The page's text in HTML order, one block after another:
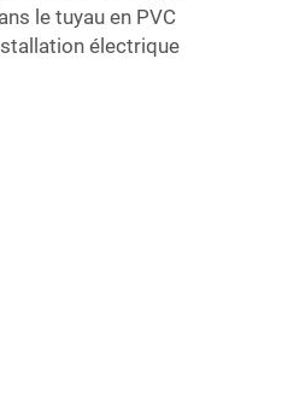
le tuyau en PVC
électrique